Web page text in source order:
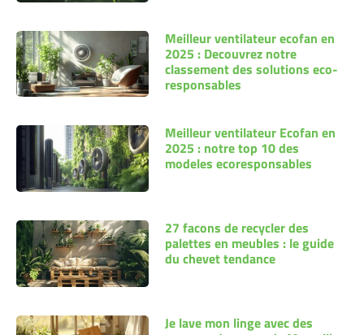
Meilleur ventilateur ecofan en
2025 : Decouvrez notre
classement des solutions eco-
responsables
Meilleur ventilateur Ecofan en
2025 : notre top 10 des
modeles ecoresponsables
27 facons de recycler des
palettes en meubles : le guide
du chevet tendance
Je lave mon linge avec des